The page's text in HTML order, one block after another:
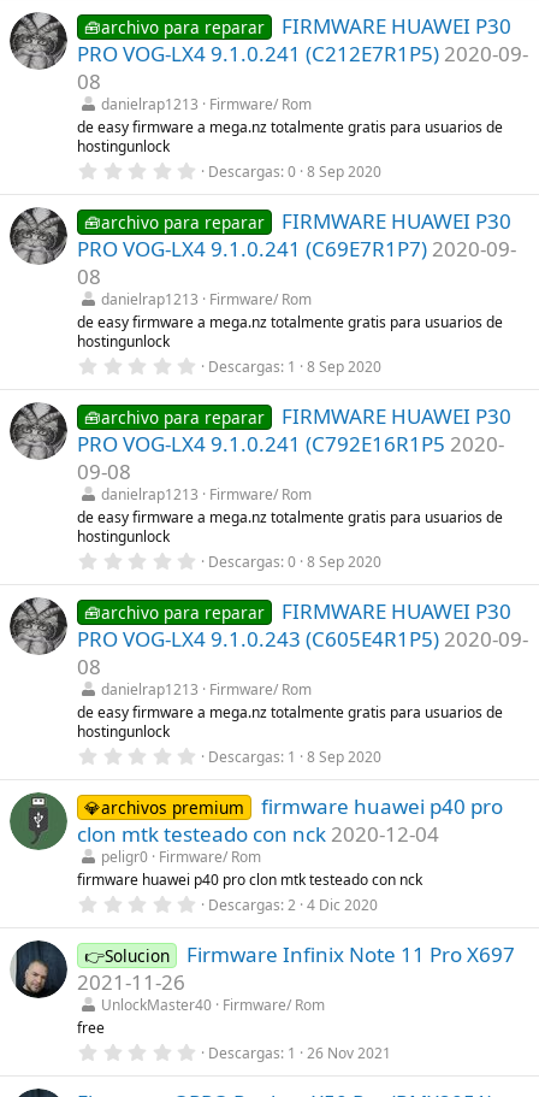
)0
0
e
s
e
l
s
)
🧰archivo para reparar
FIRMWARE HUAWEI P30
PRO VOG-LX4 9.1.0.241 (C212E7R1P5) 2020-09-
08
danielrap1213
Firmware/ Rom
de easy firmware a mega.nz totalmente gratis para usuarios de
hostingunlock
0
0
0
e
s
e
l
s
)
Descargas 0 8 Sep 2020
🧰archivo para reparar
FIRMWARE HUAWEI P30
PRO VOG-LX4 9.1.0.241 (C69E7R1P7) 2020-09-
08
danielrap1213
Firmware/ Rom
de easy firmware a mega.nz totalmente gratis para usuarios de
hostingunlock
0
0
0
e
s
e
l
s
)
Descargas 1 8 Sep 2020
🧰archivo para reparar
FIRMWARE HUAWEI P30
PRO VOG-LX4 9.1.0.241 (C792E16R1P5 2020-
09-08
danielrap1213
Firmware/ Rom
de easy firmware a mega.nz totalmente gratis para usuarios de
hostingunlock
0
0
0
e
s
e
l
s
)
Descargas 0 8 Sep 2020
🧰archivo para reparar
FIRMWARE HUAWEI P30
PRO VOG-LX4 9.1.0.243 (C605E4R1P5) 2020-09-
08
danielrap1213
Firmware/ Rom
de easy firmware a mega.nz totalmente gratis para usuarios de
hostingunlock
0
0
0
e
s
t
r
e
l
(
Descargas 1 8 Sep 2020
💎archivos premium
firmware huawei p40 pro
clon mtk testeado con nck 2020-12-04
peligr0 Firmware/ Rom
firmware huawei p40 pro clon mtk testeado con nck
0
0
0
e
t
l
Descargas 2 4 Dic 2020
👉Solucion
Firmware Infinix Note 11 Pro X697
2021-11-26
UnlockMaster40 Firmware/ Rom
free
0
0
Descargas 1 26 Nov 2021